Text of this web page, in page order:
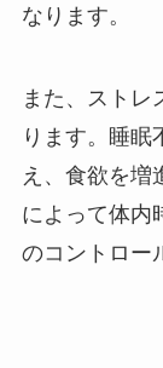
なります。
また、ストレ
ります。睡眠
え、食欲を増
によって体内
のコントロー